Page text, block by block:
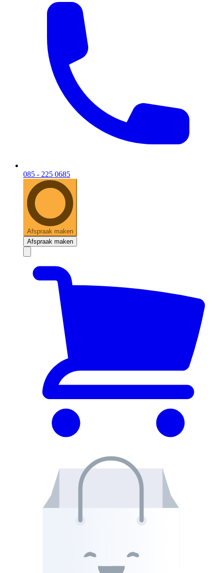
085 - 225 0685
Afspraak maken
Afspraak maken